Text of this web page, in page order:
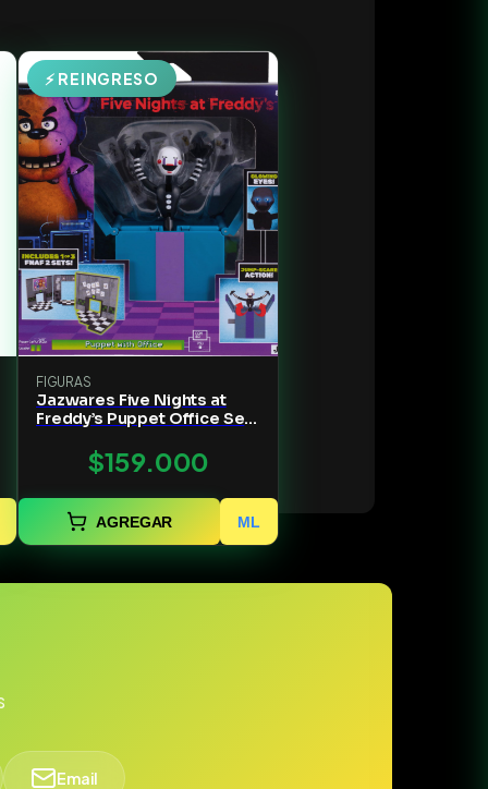
⚡ REINGRESO
FIGURAS
Jazwares Five Nights at
Freddy’s Puppet Office Set
with Jumpscare Feature
Glow-in-The-Dark Eyes
$159.000
AGREGAR ML
Email